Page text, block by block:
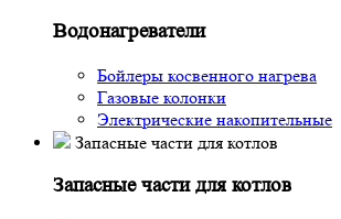
Водонагреватели
Бойлеры косвенного нагрева
Газовые колонки
Электрические накопительные
Запасные части для котлов
Запасные части для котлов